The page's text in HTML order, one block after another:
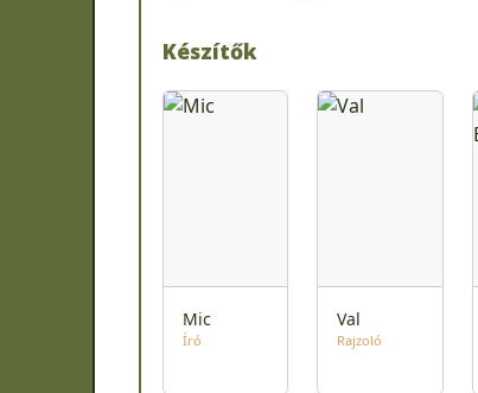
Készítők
Mic
Író
Val
Rajzoló